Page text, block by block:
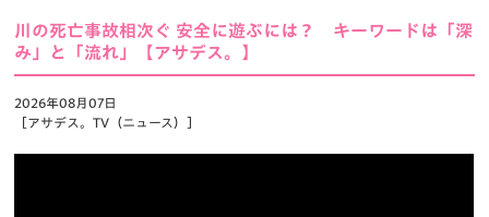
川の死亡事故相次ぐ 安全に遊ぶには？ キーワードは「深
み」と「流れ」【アサデス。】
2026年08月07日
［アサデス。TV（ニュース）］